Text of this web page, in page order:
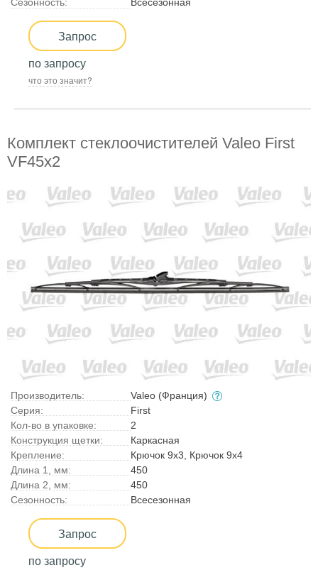
Сезонность:
Всесезонная
Запрос
по запросу
что это значит?
Комплект стеклоочистителей Valeo First
VF45x2
Производитель:
Valeo (Франция)
Серия:
First
Кол-во в упаковке:
2
Конструкция щетки:
Каркасная
Крепление:
Крючок 9x3, Крючок 9x4
Длина 1, мм:
450
Длина 2, мм:
450
Сезонность:
Всесезонная
Запрос
по запросу